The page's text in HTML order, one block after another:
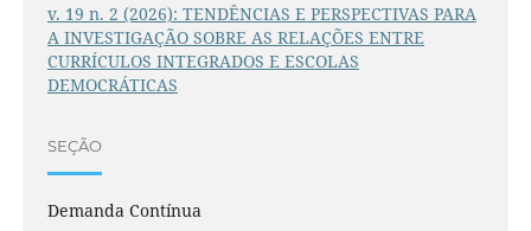
v. 19 n. 2 (2026): TENDÊNCIAS E PERSPECTIVAS PARA
A INVESTIGAÇÃO SOBRE AS RELAÇÕES ENTRE
CURRÍCULOS INTEGRADOS E ESCOLAS
DEMOCRÁTICAS
SEÇÃO
Demanda Contínua